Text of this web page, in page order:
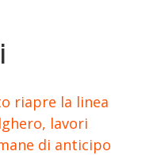
riapre la linea
lavori
di anticipo